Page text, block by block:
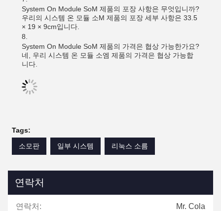
System On Module SoM 제품의 포장 사항은 무엇입니까?
우리의 시스템 온 모듈 소M 제품의 포장 세부 사항은 33.5
× 19 × 9cm입니다.
System On Module SoM 제품의 가격은 협상 가능한가요?
네, 우리 시스템 온 모듈 소엠 제품의 가격은 협상 가능합
니다.
Tags:
소모판
일부 시스템 리눅스 소름
연락처
연락처: Mr. Cola